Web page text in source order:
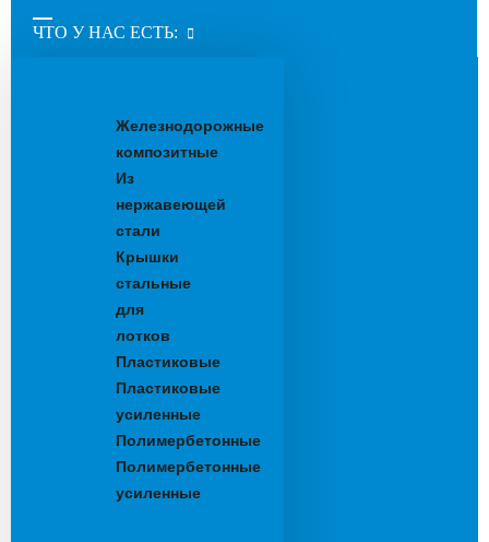
ЧТО У НАС ЕСТЬ:
Железнодорожные
композитные
Из
нержавеющей
стали
Крышки
стальные
для
лотков
Пластиковые
Пластиковые
усиленные
Полимербетонные
Полимербетонные
усиленные